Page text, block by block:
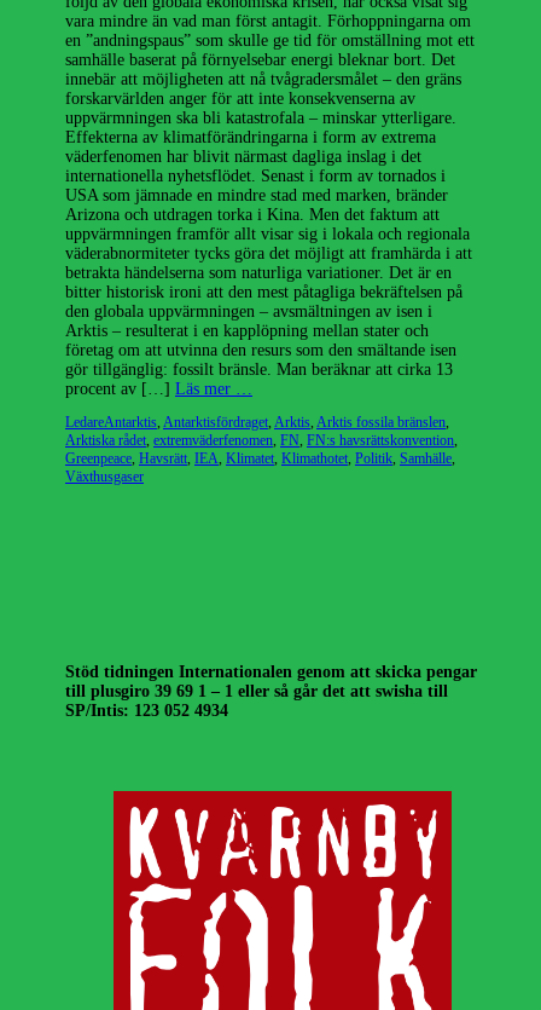
vara mindre än vad man först antagit. Förhoppningarna om
en ”andningspaus” som skulle ge tid för omställning mot ett
samhälle baserat på förnyelsebar energi bleknar bort. Det
innebär att möjligheten att nå tvågradersmålet – den gräns
forskarvärlden anger för att inte konsekvenserna av
uppvärmningen ska bli katastrofala – minskar ytterligare.
Effekterna av klimatförändringarna i form av extrema
väderfenomen har blivit närmast dagliga inslag i det
internationella nyhetsflödet. Senast i form av tornados i
USA som jämnade en mindre stad med marken, bränder
Arizona och utdragen torka i Kina. Men det faktum att
uppvärmningen framför allt visar sig i lokala och regionala
väderabnormiteter tycks göra det möjligt att framhärda i att
betrakta händelserna som naturliga variationer. Det är en
bitter historisk ironi att den mest påtagliga bekräftelsen på
den globala uppvärmningen – avsmältningen av isen i
Arktis – resulterat i en kapplöpning mellan stater och
företag om att utvinna den resurs som den smältande isen
gör tillgänglig: fossilt bränsle. Man beräknar att cirka 13
procent av […] Läs mer …
Kategorier
LedareEtiketter
Antarktis, Antarktisfördraget, Arktis, Arktis fossila bränslen,
Arktiska rådet, extremväderfenomen, FN, FN:s havsrättskonvention,
Greenpeace, Havsrätt, IEA, Klimatet, Klimathotet, Politik, Samhälle,
Växthusgaser
Stöd tidningen Internationalen genom att skicka pengar
till plusgiro 39 69 1 – 1 eller så går det att swisha till
SP/Intis: 123 052 4934